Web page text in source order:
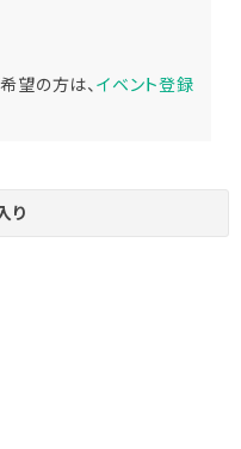
望の方は、 イベント登録
り